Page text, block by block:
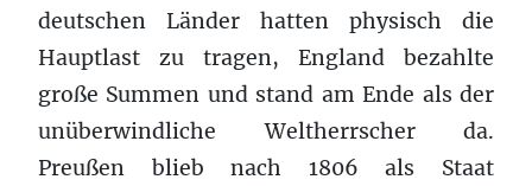
deutschen Länder hatten physisch die
Hauptlast zu tragen, England bezahlte
große Summen und stand am Ende als der
unüberwindliche Weltherrscher da.
Preußen blieb nach 1806 als Staat